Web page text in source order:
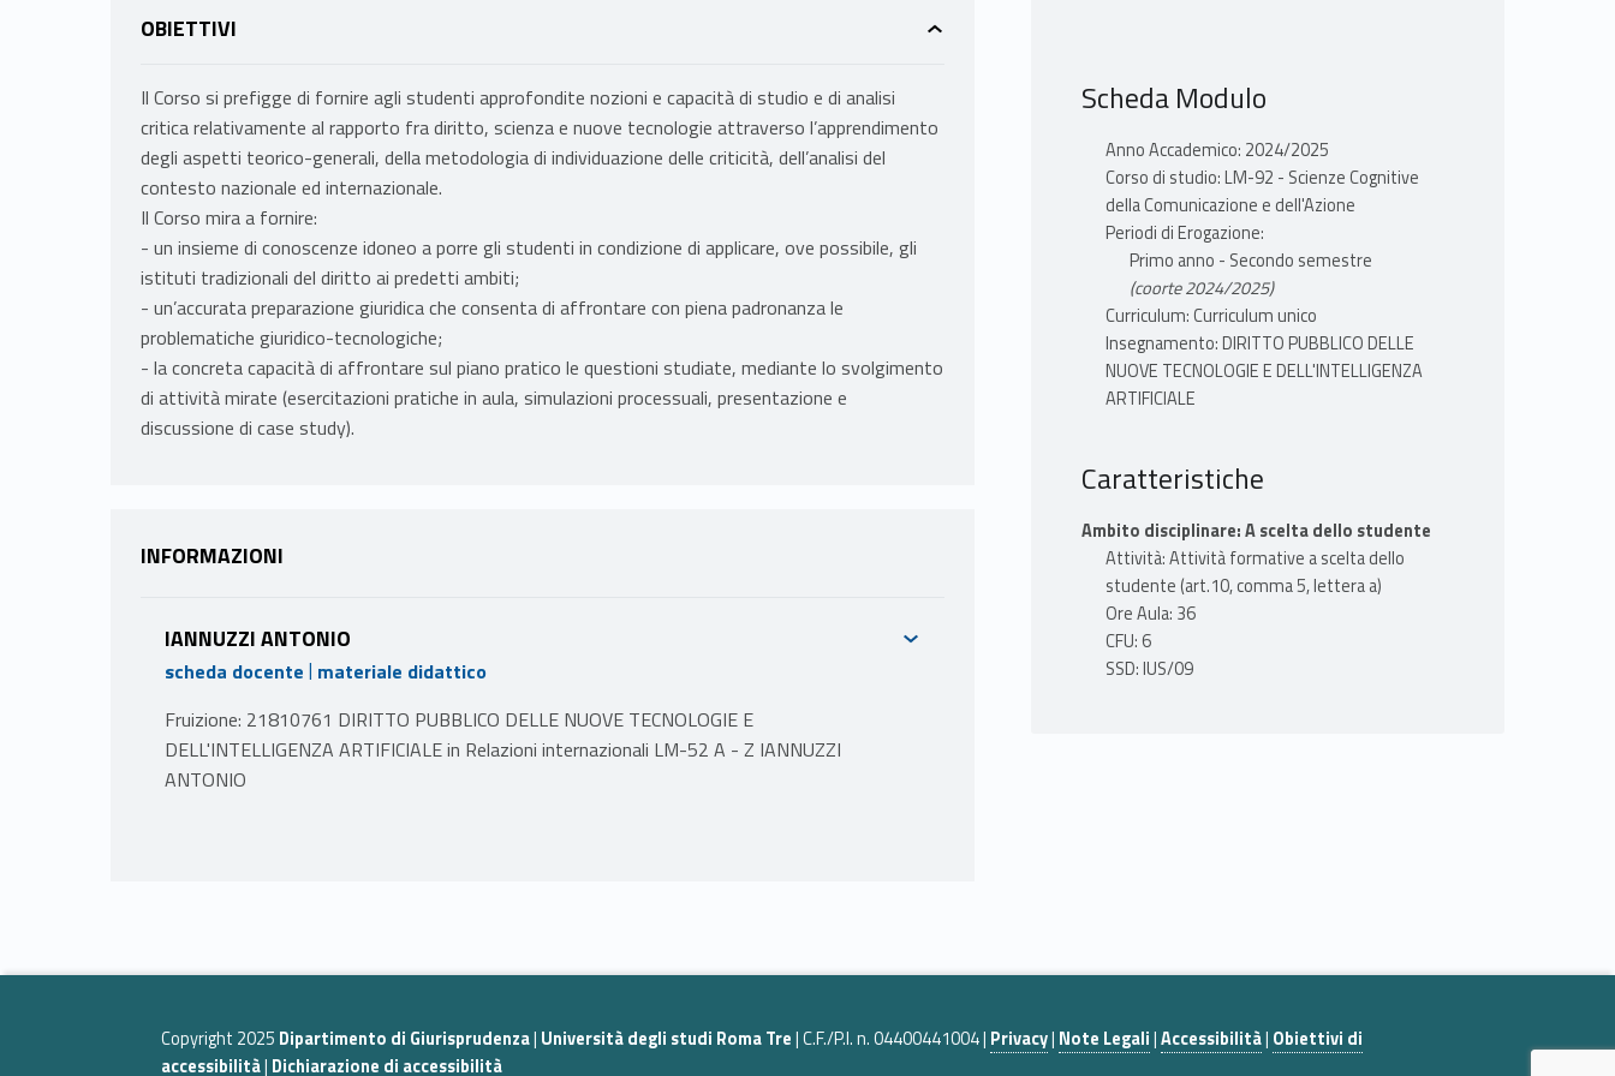
OBIETTIVI
Il Corso si prefigge di fornire agli studenti approfondite nozioni e capacità di studio e di analisi
critica relativamente al rapporto fra diritto, scienza e nuove tecnologie attraverso l’apprendimento
degli aspetti teorico-generali, della metodologia di individuazione delle criticità, dell’analisi del
contesto nazionale ed internazionale.
Il Corso mira a fornire:
- un insieme di conoscenze idoneo a porre gli studenti in condizione di applicare, ove possibile, gli
istituti tradizionali del diritto ai predetti ambiti;
- un’accurata preparazione giuridica che consenta di affrontare con piena padronanza le
problematiche giuridico-tecnologiche;
- la concreta capacità di affrontare sul piano pratico le questioni studiate, mediante lo svolgimento
di attività mirate (esercitazioni pratiche in aula, simulazioni processuali, presentazione e
discussione di case study).
INFORMAZIONI
IANNUZZI ANTONIO
scheda docente | materiale didattico
Fruizione: 21810761 DIRITTO PUBBLICO DELLE NUOVE TECNOLOGIE E
DELL'INTELLIGENZA ARTIFICIALE in Relazioni internazionali LM-52 A - Z IANNUZZI
ANTONIO
4) Autorità indipendenti e di governo della società digitale
6) «Data spaces» e Data Governance Act
7) La disciplina della cybersecurity nell’Unione europea e in Italia
Scheda Modulo
Anno Accademico: 2024/2025
Corso di studio: LM-92 - Scienze Cognitive
della Comunicazione e dell'Azione
Periodi di Erogazione:
Primo anno - Secondo semestre
(coorte 2024/2025)
Curriculum: Curriculum unico
Insegnamento: DIRITTO PUBBLICO DELLE
NUOVE TECNOLOGIE E DELL'INTELLIGENZA
ARTIFICIALE
Caratteristiche
Ambito disciplinare: A scelta dello studente
Attività: Attività formative a scelta dello
studente (art.10, comma 5, lettera a)
Ore Aula: 36
CFU: 6
SSD: IUS/09
Copyright 2025 Dipartimento di Giurisprudenza| Università degli studi Roma Tre| C.F./P.I. n. 04400441004 | Privacy| Note Legali|Accessibilità| Obiettivi di
accessibilità| Dichiarazione di accessibilità